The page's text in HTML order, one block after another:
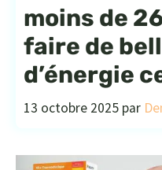
moins de
faire de
d’énergie
13 octobre 2025 par